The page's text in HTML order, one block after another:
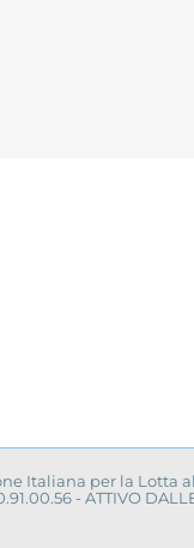
Italiana per la Lotta al
- ATTIVO